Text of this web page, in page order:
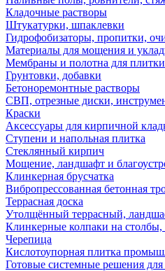
Кладочные растворы
Штукатурки, шпаклевки
Гидрофобизаторы, пропитки,
Материалы для мощения и
Мембраны и полотна для плитки
Грунтовки, добавки
Бетоноремонтные растворы
СВП, отрезные диски,
Краски
Аксессуары для кирпичной
Ступени и напольная плитка
Cтеклянный кирпич
Мощение, ландшафт и
Клинкерная брусчатка
Вибропрессованная бетонная
Террасная доска
Утолщённый террасный,
Клинкерные колпаки на столбы,
Черепица
Кислотоупорная плитка
Готовые системные решения